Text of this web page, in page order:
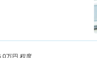
万円 程度